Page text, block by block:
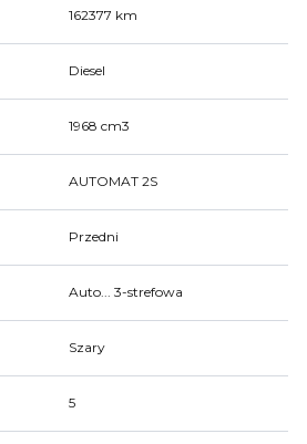
162377 km
Diesel
1968 cm3
AUTOMAT 2S
Przedni
Auto... 3-strefowa
Szary
5